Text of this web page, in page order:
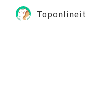
Toponlineit